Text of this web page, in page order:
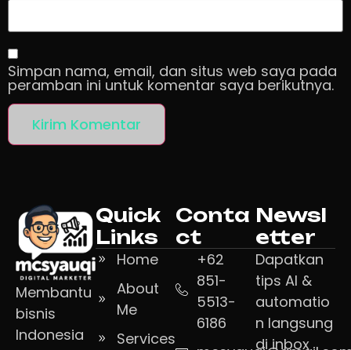
Simpan nama, email, dan situs web saya pada
peramban ini untuk komentar saya berikutnya.
Membantu
bisnis
Indonesia
Quick
Links
Home
About
Me
Services
Conta
ct
+62
851-
5513-
6186
Newsl
etter
Dapatkan
tips AI &
automatio
n langsung
di inbox